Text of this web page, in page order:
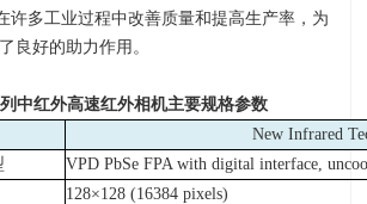
许多工业过程中改善质量和提高生产率，为
良好的助力作用。
中红外高速红外相机主要规格参数
New Infrared
VPD PbSe FPA with digital interface,
128×128 (16384 pixels)